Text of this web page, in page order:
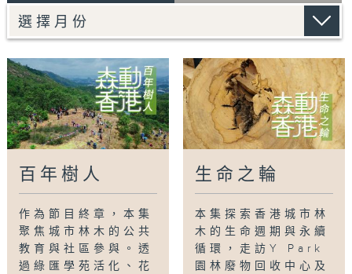
百年樹人
作為節目終章，本集
聚焦城市林木的公共
教育與社區參與。透
過綠匯學苑活化、花
生命之輪
本集探索香港城市林
木的生命週期與永續
循環，走訪Y Park
園林廢物回收中心及